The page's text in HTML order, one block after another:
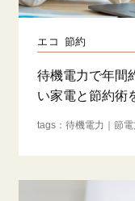
エコ 節約
待機電力で年間
い家電と節約術
待機電力 節